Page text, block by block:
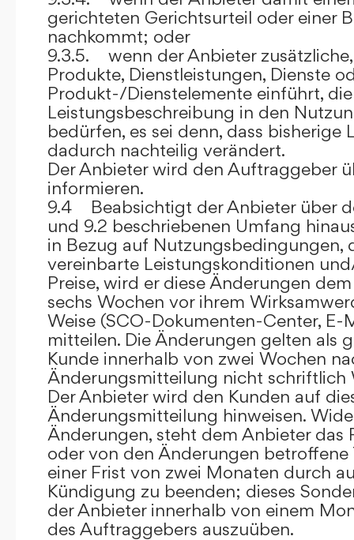
gerichteten Gerichtsurteil oder einer
nachkommt; oder
9.3.5. wenn der Anbieter
Produkte, Dienstleistungen, Dienste
Produkt-/Dienstelemente einführt,
Leistungsbeschreibung in den
bedürfen, es sei denn, dass bisherige
dadurch nachteilig verändert.
Der Anbieter wird den Auftraggeber
informieren.
9.4 Beabsichtigt der Anbieter über
und 9.2 beschriebenen Umfang
in Bezug auf Nutzungsbedingungen,
vereinbarte Leistungskonditionen
Preise, wird er diese Änderungen
sechs Wochen vor ihrem
Weise (SCO-Dokumenten-Center, E-
mitteilen. Die Änderungen gelten als
Kunde innerhalb von zwei Wochen
Änderungsmitteilung nicht schriftlich
Der Anbieter wird den Kunden auf
Änderungsmitteilung hinweisen.
Änderungen, steht dem Anbieter das
oder von den Änderungen betroffene
einer Frist von zwei Monaten durch
Kündigung zu beenden; dieses
der Anbieter innerhalb von einem
des Auftraggebers auszuüben.